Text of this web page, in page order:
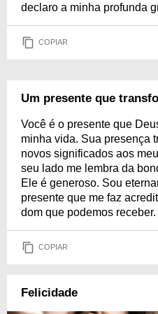
declaro a minha profunda
COPIAR
Um presente que
Você é o presente que
minha vida. Sua presença
novos significados aos
seu lado me lembra da
Ele é generoso. Sou
presente que me faz
dom que podemos receber.
COPIAR
Felicidade